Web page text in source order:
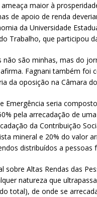
maior à
de apoio de renda
da Universidade
Trabalho, que participou
não são minhas, mas do
Fagnani também
da oposição na Câmara
Emergência seria
pela arrecadação de
da Contribuição
mineral e 20% do valor
distribuídos a pessoas
sobre Altas Rendas das
natureza que
total), de onde se